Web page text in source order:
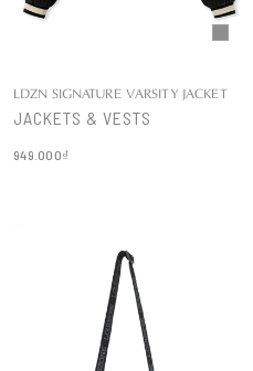
LDZN SIGNATURE VARSITY JACKET
JACKETS & VESTS
949.000₫